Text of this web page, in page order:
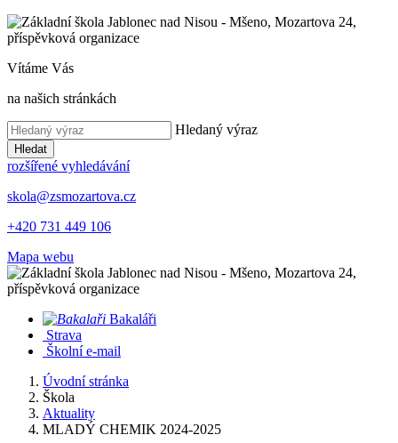
Vítáme Vás
na našich stránkách
Hledaný výraz
Hledat
rozšířené vyhledávání
skola@zsmozartova.cz
+420 731 449 106
Mapa webu
Bakaláři
Strava
Školní e-mail
Úvodní stránka
Škola
Aktuality
MLADÝ CHEMIK 2024-2025